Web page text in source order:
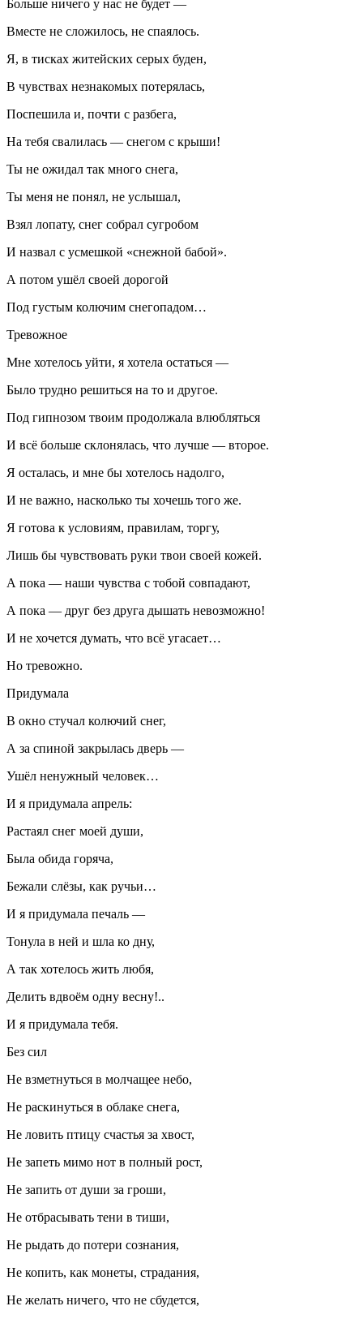
Больше ничего у нас не будет —
Вместе не сложилось, не спаялось.
Я, в тисках житейских серых буден,
В чувствах незнакомых потерялась,
Поспешила и, почти с разбега,
На тебя свалилась — снегом с крыши!
Ты не ожидал так много снега,
Ты меня не понял, не услышал,
Взял лопату, снег собрал сугробом
И назвал с усмешкой «снежной бабой».
А потом ушёл своей дорогой
Под густым колючим снегопадом…
Тревожное
Мне хотелось уйти, я хотела остаться —
Было трудно решиться на то и другое.
Под гипнозом твоим продолжала влюбляться
И всё больше склонялась, что лучше — второе.
Я осталась, и мне бы хотелось надолго,
И не важно, насколько ты хочешь того же.
Я готова к условиям, правилам, торгу,
Лишь бы чувствовать руки твои своей кожей.
А пока — наши чувства с тобой совпадают,
А пока — друг без друга дышать невозможно!
И не хочется думать, что всё угасает…
Но тревожно.
Придумала
В окно стучал колючий снег,
А за спиной закрылась дверь —
Ушёл ненужный человек…
И я придумала апрель:
Растаял снег моей души,
Была обида горяча,
Бежали слёзы, как ручьи…
И я придумала печаль —
Тонула в ней и шла ко дну,
А так хотелось жить любя,
Делить вдвоём одну весну!..
И я придумала тебя.
Без сил
Не взметнуться в молчащее небо,
Не раскинуться в облаке снега,
Не ловить птицу счастья за хвост,
Не запеть мимо нот в полный рост,
Не запить от души за гроши,
Не отбрасывать тени в тиши,
Не рыдать до потери сознания,
Не копить, как монеты, страдания,
Не желать ничего, что не сбудется,